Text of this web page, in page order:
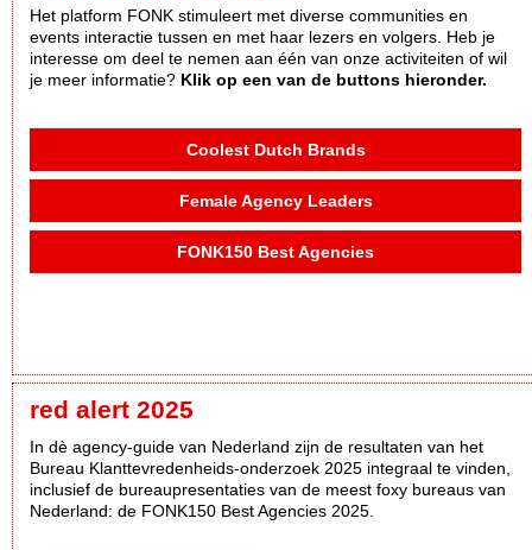
Het platform FONK stimuleert met diverse communities en
events interactie tussen en met haar lezers en volgers. Heb je
interesse om deel te nemen aan één van onze activiteiten of wil
je meer informatie? Klik op een van de buttons hieronder.
Coolest Dutch Brands
Female Agency Leaders
FONK150 Best Agencies
red alert 2025
In dè agency-guide van Nederland zijn de resultaten van het
Bureau Klanttevredenheids-onderzoek 2025 integraal te vinden,
inclusief de bureaupresentaties van de meest foxy bureaus van
Nederland: de FONK150 Best Agencies 2025.